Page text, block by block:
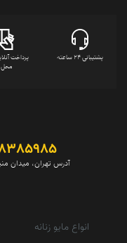
پشتیبانی 24 ساعته
پرداخت
محل
- 02166490689
آدرس تهران، میدان
انواع مایو زنانه